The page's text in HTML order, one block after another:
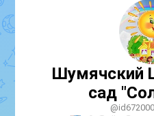
Шумячский
сад